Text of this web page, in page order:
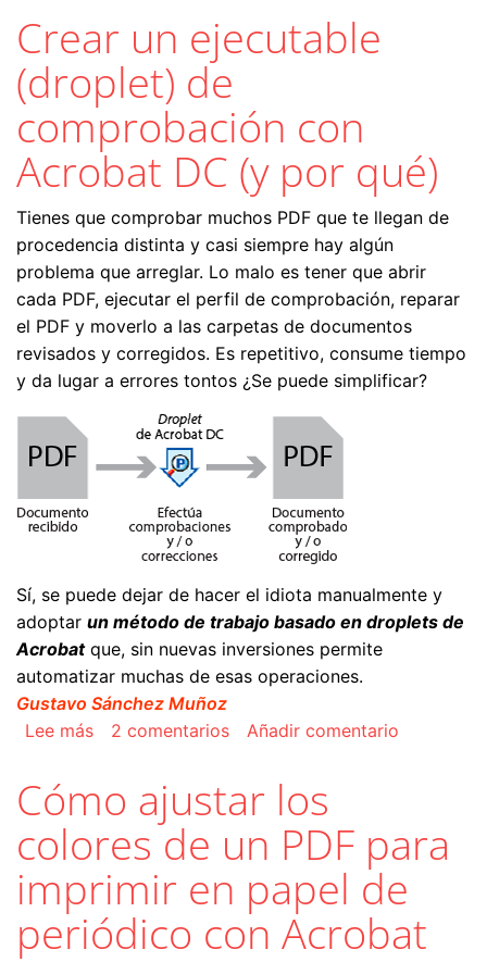
Crear un ejecutable
(droplet) de
comprobación con
Acrobat DC (y por qué)
Tienes que comprobar muchos PDF que te llegan de
procedencia distinta y casi siempre hay algún
problema que arreglar. Lo malo es tener que abrir
cada PDF, ejecutar el perfil de comprobación, reparar
el PDF y moverlo a las carpetas de documentos
revisados y corregidos. Es repetitivo, consume tiempo
y da lugar a errores tontos ¿Se puede simplificar?
Sí, se puede dejar de hacer el idiota manualmente y
adoptar un método de trabajo basado en droplets de
Acrobatque, sin nuevas inversiones permite
automatizar muchas de esas operaciones.
Gustavo Sánchez Muñoz
Lee mássobre Crear un ejecutable (droplet) de
2 comentarios Añadir comentario
Cómo ajustar los
colores de un PDF para
imprimir en papel de
periódico con Acrobat